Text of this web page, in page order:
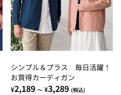
シンプル＆プラス 毎日活躍！
お買得カーディガン
¥2,189 ～ ¥3,289 (税込)